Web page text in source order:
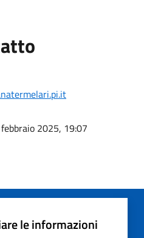
2025, 19:07
le informazioni